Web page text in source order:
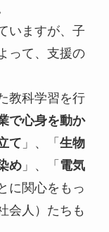
いますが、子
って、支援の
教科学習を行
で心身を動か
て 」、「 生物
め」、「 電気
に関心をもっ
会人）たちも